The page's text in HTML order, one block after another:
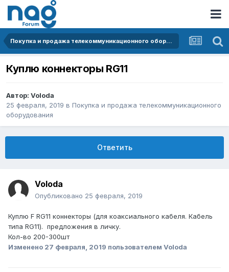
Покупка и продажа телекоммуникационного оборудования
Куплю коннекторы RG11
Автор: Voloda
25 февраля, 2019 в Покупка и продажа телекоммуникационного
оборудования
Ответить
Voloda
Опубликовано 25 февраля, 2019
Куплю F RG11 коннекторы (для коаксиального кабеля. Кабель
типа RG11). предложения в личку.
Кол-во 200-300шт
Изменено 27 февраля, 2019 пользователем Voloda